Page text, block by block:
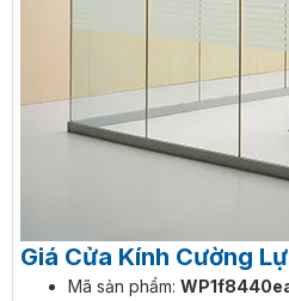
Giá Cửa Kính Cường
Mã sản phẩm: